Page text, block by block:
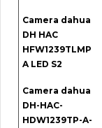
Camera dahua
DH HAC
HFW1239TLMP
A LED S2
Camera dahua
DH-HAC-
HDW1239TP-A-